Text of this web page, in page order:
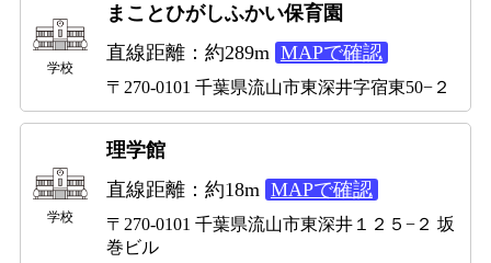
学校
まことひがしふかい保育園
直線距離：約289m MAPで確認
〒270-0101 千葉県流山市東深井字宿東50−２
学校
理学館
直線距離：約18m MAPで確認
〒270-0101 千葉県流山市東深井１２５−２ 坂
巻ビル